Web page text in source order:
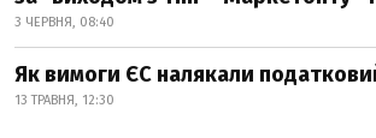
3 ЧЕРВНЯ, 08:40
Як вимоги ЄС налякали
13 ТРАВНЯ, 12:30